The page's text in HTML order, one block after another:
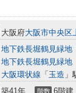
大阪府大阪市中央区
地下鉄長堀鶴見緑地
地下鉄長堀鶴見緑地
大阪環状線 「 玉造 」
築41年 階数 6階建